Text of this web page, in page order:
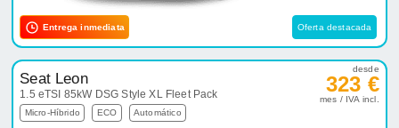
Entrega inmediata Oferta destacada
Seat Leon
1.5 eTSI 85kW DSG Style XL Fleet Pack
Micro-Híbrido ECO Automático
desde
323 €
mes / IVA incl.